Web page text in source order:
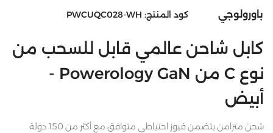
باورولوجي كود المنتج: PWCUQC028-WH
كابل شاحن عالمي قابل للسحب من
نوع C من Powerology GaN -
أبيض
شحن متزامن يتضمن فيوز احتياطي متوافق مع أكثر من 150 دولة